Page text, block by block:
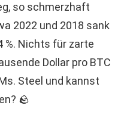
so schmerzhaft
2022 und 2018 sank
%. Nichts für zarte
Dollar pro BTC
Steel und kannst
🪨